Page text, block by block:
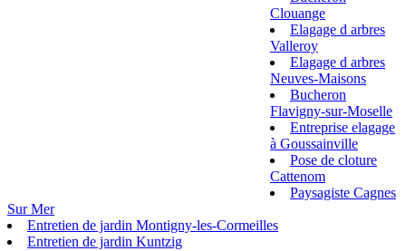
Clouange
Elagage d arbres
Valleroy
Elagage d arbres
Neuves-Maisons
Bucheron
Flavigny-sur-Moselle
Entreprise elagage
à Goussainville
Pose de cloture
Cattenom
Paysagiste Cagnes
Sur Mer
Entretien de jardin Montigny-les-Cormeilles
Entretien de jardin Kuntzig